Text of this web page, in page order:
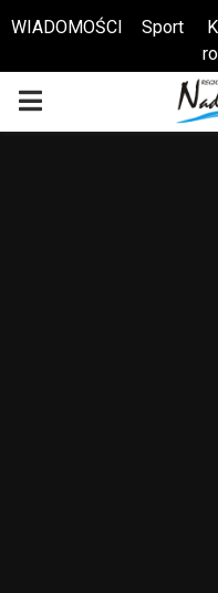
Otwórz pasek narzędzi
WIADOMOŚCI Sport
PRIMARY